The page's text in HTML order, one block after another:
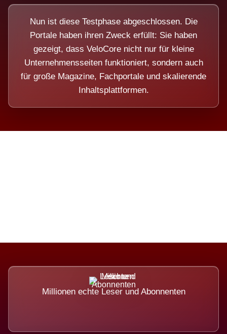
Nun ist diese Testphase abgeschlossen. Die
Portale haben ihren Zweck erfüllt: Sie haben
gezeigt, dass VeloCore nicht nur für kleine
Unternehmensseiten funktioniert, sondern auch
für große Magazine, Fachportale und skalierende
Inhaltsplattformen.
Millionen echte Leser und Abonnenten